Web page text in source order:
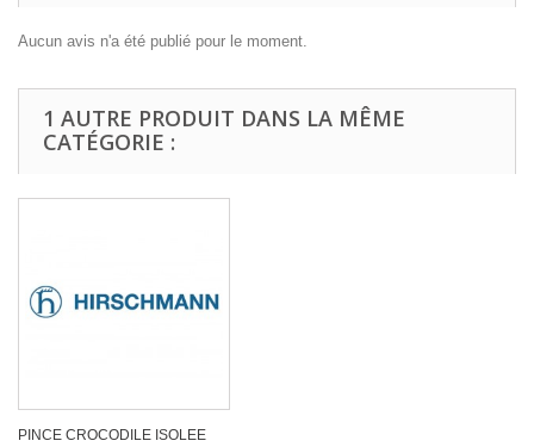
Aucun avis n'a été publié pour le moment.
1 AUTRE PRODUIT DANS LA MÊME
CATÉGORIE :
PINCE CROCODILE ISOLEE